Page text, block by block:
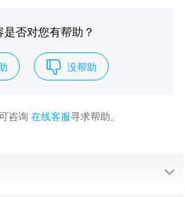
否对您有帮助？
没帮助
咨询 在线客服寻求帮助。